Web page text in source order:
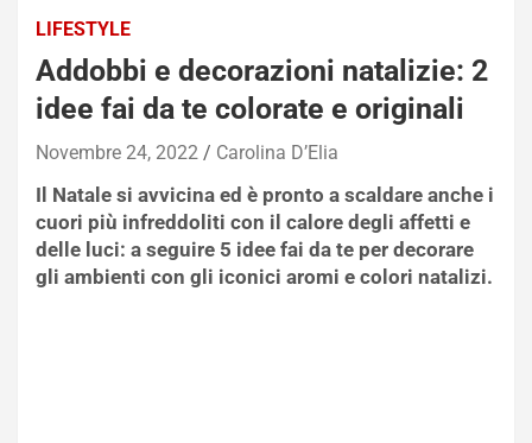
LIFESTYLE
Addobbi e decorazioni natalizie: 2
idee fai da te colorate e originali
Novembre 24, 2022 Carolina D’Elia
Il Natale si avvicina ed è pronto a scaldare anche i
cuori più infreddoliti con il calore degli affetti e
delle luci: a seguire 5 idee fai da te per decorare
gli ambienti con gli iconici aromi e colori natalizi.